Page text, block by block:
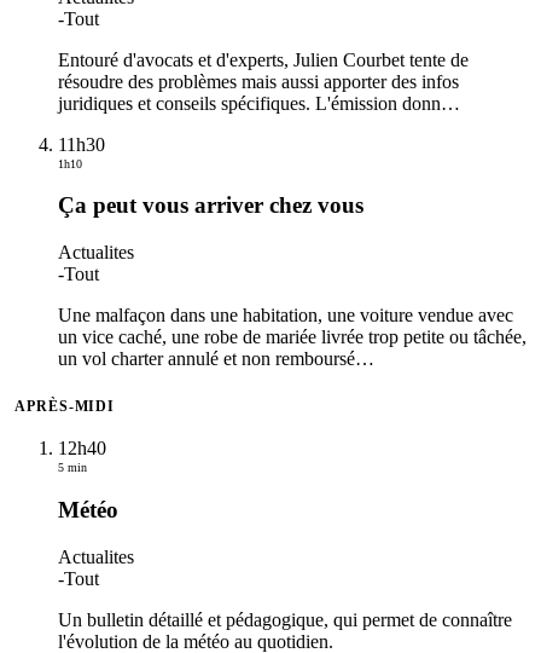
-Tout
Entouré d'avocats et d'experts, Julien Courbet tente de
résoudre des problèmes mais aussi apporter des infos
juridiques et conseils spécifiques. L'émission donn…
11h30
1h10
Ça peut vous arriver chez vous
Actualites
-Tout
Une malfaçon dans une habitation, une voiture vendue avec
un vice caché, une robe de mariée livrée trop petite ou tâchée,
un vol charter annulé et non remboursé…
APRÈS-MIDI
12h40
5 min
Météo
Actualites
-Tout
Un bulletin détaillé et pédagogique, qui permet de connaître
l'évolution de la météo au quotidien.